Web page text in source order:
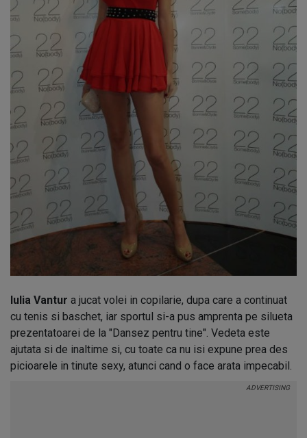
Iulia Vantur a jucat volei in copilarie, dupa care a continuat
cu tenis si baschet, iar sportul si-a pus amprenta pe silueta
prezentatoarei de la "Dansez pentru tine". Vedeta este
ajutata si de inaltime si, cu toate ca nu isi expune prea des
picioarele in tinute sexy, atunci cand o face arata impecabil.